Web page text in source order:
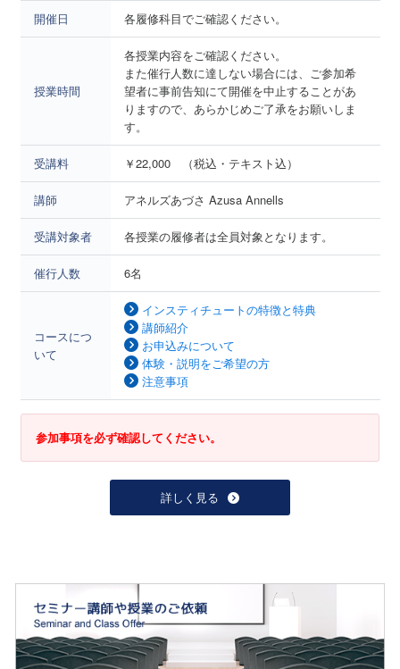
開催日 各履修科目でご確認ください。
授業時間
各授業内容をご確認ください。
また催行人数に達しない場合には、ご参加希
望者に事前告知にて開催を中止することがあ
りますので、あらかじめご了承をお願いしま
す。
受講料 ￥22,000 （税込・テキスト込）
講師 アネルズあづさ Azusa Annells
受講対象者 各授業の履修者は全員対象となります。
催行人数 6名
コースにつ
いて
インスティチュートの特徴と特典
講師紹介
お申込みについて
体験・説明をご希望の方
注意事項
参加事項を必ず確認してください。
詳しく見る